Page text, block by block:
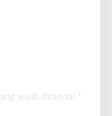
wajib ditandai *